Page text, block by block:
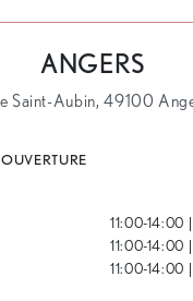
ANGERS
Saint-Aubin, 49100
11:00-14:00
11:00-14:00
11:00-14:00